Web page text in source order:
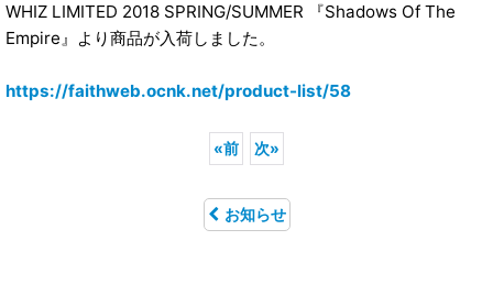
WHIZ LIMITED 2018 SPRING/SUMMER 『Shadows Of The
Empire』より商品が入荷しました。
https://faithweb.ocnk.net/product-list/58
«前 次»
お知らせ